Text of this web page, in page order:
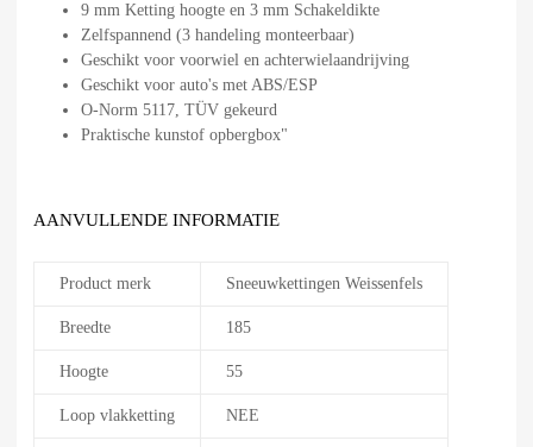
9 mm Ketting hoogte en 3 mm Schakeldikte
Zelfspannend (3 handeling monteerbaar)
Geschikt voor voorwiel en achterwielaandrijving
Geschikt voor auto's met ABS/ESP
O-Norm 5117, TÜV gekeurd
Praktische kunstof opbergbox"
AANVULLENDE INFORMATIE
Product merk Sneeuwkettingen Weissenfels
Breedte 185
Hoogte 55
Loop vlakketting NEE